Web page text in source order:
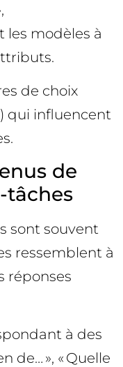
les modèles à
de choix
qui influencent
de
tâches
sont souvent
ressemblent à
réponses
à des
de… », « Quelle